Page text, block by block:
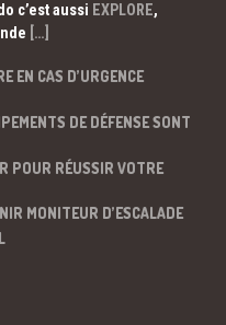
c’est aussi EXPLORE,
[…]
EN CAS D’URGENCE
DE DÉFENSE SONT
POUR RÉUSSIR VOTRE
MONITEUR D’ESCALADE